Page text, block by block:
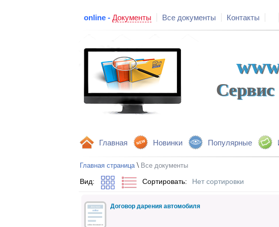
online - Документы Все документы Контакты
Сервис
Главная Новинки Популярные
Главная страница\ Все документы
Вид: Сортировать: Нет сортировки
Договор дарения автомобиля